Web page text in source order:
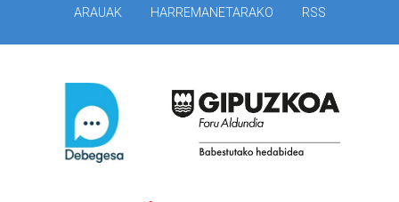
ARAUAK HARREMANETARAKO RSS